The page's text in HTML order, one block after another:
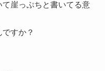
崖っぷちと書いてる意
すか？